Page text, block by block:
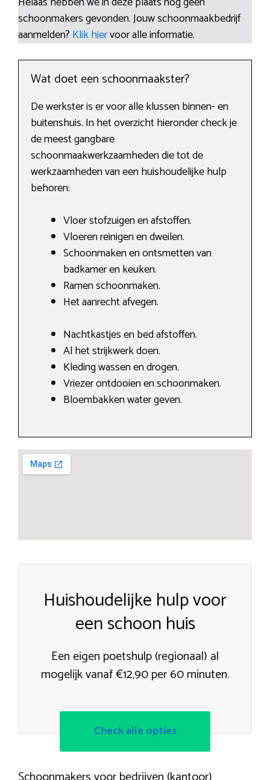
schoonmakers gevonden. Jouw schoonmaakbedrijf
aanmelden? Klik hiervoor alle informatie.
Wat doet een schoonmaakster?
De werkster is er voor alle klussen binnen- en
buitenshuis. In het overzicht hieronder check je
de meest gangbare
schoonmaakwerkzaamheden die tot de
werkzaamheden van een huishoudelijke hulp
behoren:
Vloer stofzuigen en afstoffen.
Vloeren reinigen en dweilen.
Schoonmaken en ontsmetten van
badkamer en keuken.
Ramen schoonmaken.
Het aanrecht afvegen.
Nachtkastjes en bed afstoffen.
Al het strijkwerk doen.
Kleding wassen en drogen.
Vriezer ontdooien en schoonmaken.
Bloembakken water geven.
Huishoudelijke hulp voor
een schoon huis
Een eigen poetshulp (regionaal) al
mogelijk vanaf €12,90 per 60 minuten.
Check alle opties